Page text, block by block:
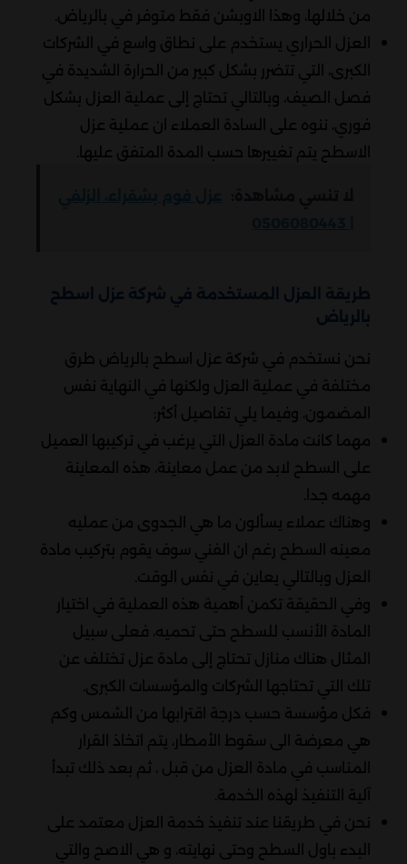
من خلالها، وهذا الاوبشن فقط متوفر في بالرياض.
العزل الحراري يستخدم على نطاق واسع في الشركات
الكبرى، التي تتضرر بشكل كبير من الحرارة الشديدة في
فصل الصيف، وبالتالي تحتاج إلى عملية العزل بشكل
فوري، ننوه على السادة العملاء ان عملية عزل
الاسطح يتم تغييرها حسب المدة المتفق عليها.
طريقة العزل المستخدمة في شركة عزل اسطح
بالرياض
نحن نستخدم في شركة عزل اسطح بالرياض طرق
مختلفة في عملية العزل ولكنها في النهاية نفس
المضمون، وفيما يلي تفاصيل أكثر:
مهما كانت مادة العزل التي يرغب في تركيبها العميل
على السطح لابد من عمل معاينة، هذه المعاينة
مهمه جدا.
وهناك عملاء يسألون ما هي الجدوى من عمليه
معينه السطح رغم ان الفني سوف يقوم بتركيب مادة
العزل وبالتالي يعاين في نفس الوقت.
وفي الحقيقة تكمن أهمية هذه العملية في اختيار
المادة الأنسب للسطح حتى تحميه، فعلى سبيل
المثال هناك منازل تحتاج إلى مادة عزل تختلف عن
تلك التي تحتاجها الشركات والمؤسسات الكبرى.
فكل مؤسسة حسب درجة اقترابها من الشمس وكم
هي معرضة الى سقوط الأمطار، يتم اتخاذ القرار
المناسب في مادة العزل من قبل ، ثم بعد ذلك تبدأ
آلية التنفيذ لهذه الخدمة.
نحن في طريقنا عند تنفيذ خدمة العزل معتمد على
البدء باول السطح وحتى نهايته، و هي الاصح والتي